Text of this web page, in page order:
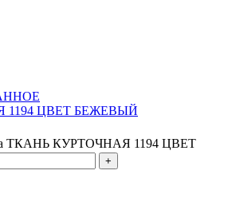
1194 ЦВЕТ БЕЖЕВЫЙ
ТКАНЬ КУРТОЧНАЯ 1194 ЦВЕТ